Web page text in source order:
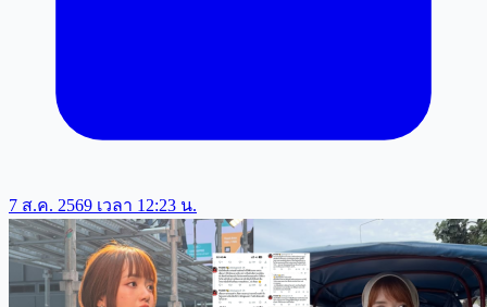
7 ส.ค. 2569 เวลา 12:23 น.